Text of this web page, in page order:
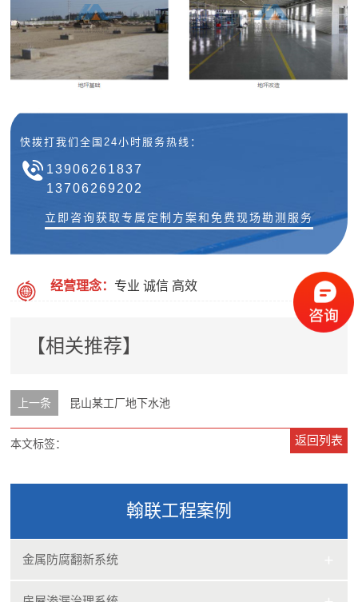
快拨打我们全国24小时服务热线：
13906261837
13706269202
立即咨询获取专属定制方案和免费现场勘测服务
经营理念： 专业 诚信 高效
【相关推荐】
上一条 昆山某工厂地下水池
返回列表
本文标签：
翰联工程案例
金属防腐翻新系统